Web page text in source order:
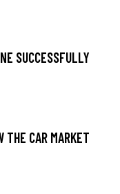
SUCCESSFULLY
THE CAR MARKET